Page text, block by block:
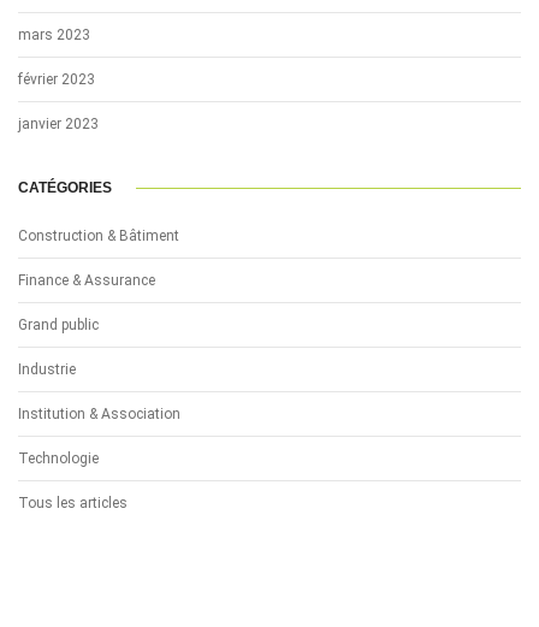
mars 2023
février 2023
janvier 2023
CATÉGORIES
Construction & Bâtiment
Finance & Assurance
Grand public
Industrie
Institution & Association
Technologie
Tous les articles